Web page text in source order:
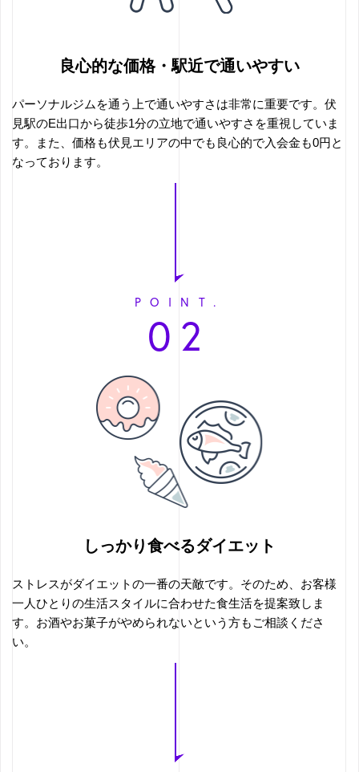
良心的な価格・駅近で通いやすい
パーソナルジムを通う上で通いやすさは非常に重要です。伏
見駅のE出口から徒歩1分の立地で通いやすさを重視していま
す。また、価格も伏見エリアの中でも良心的で入会金も0円と
なっております。
POINT.
02
しっかり食べるダイエット
ストレスがダイエットの一番の天敵です。そのため、お客様
一人ひとりの生活スタイルに合わせた食生活を提案致しま
す。お酒やお菓子がやめられないという方もご相談くださ
い。